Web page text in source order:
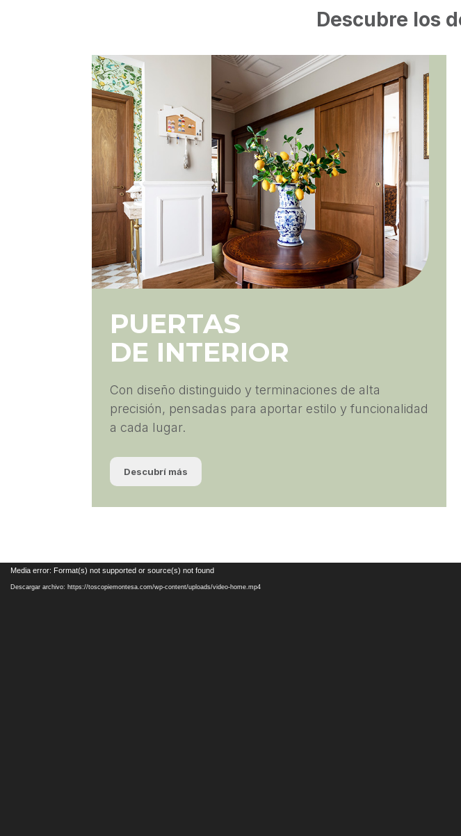
Descubre los
PUERTAS
DE INTERIOR
Con diseño distinguido y terminaciones de alta
precisión, pensadas para aportar estilo y funcionalidad
a cada lugar.
Descubrí más
Reproductor
de
Media error: Format(s) not supported or source(s) not found
Descargar archivo: https://toscopiemontesa.com/wp-content/uploads/video-home.mp4